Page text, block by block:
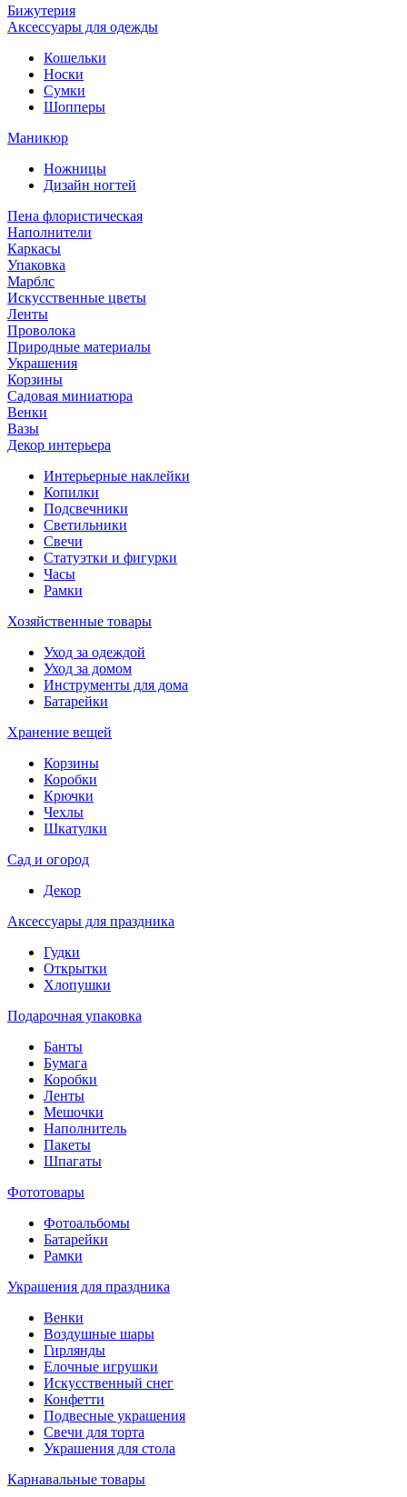
Бижутерия
Аксессуары для одежды
Кошельки
Носки
Сумки
Шопперы
Маникюр
Ножницы
Дизайн ногтей
Пена флористическая
Наполнители
Каркасы
Упаковка
Марблс
Искусственные цветы
Ленты
Проволока
Природные материалы
Украшения
Корзины
Садовая миниатюра
Венки
Вазы
Декор интерьера
Интерьерные наклейки
Копилки
Подсвечники
Светильники
Свечи
Статуэтки и фигурки
Часы
Рамки
Хозяйственные товары
Уход за одеждой
Уход за домом
Инструменты для дома
Батарейки
Хранение вещей
Корзины
Коробки
Крючки
Чехлы
Шкатулки
Сад и огород
Декор
Аксессуары для праздника
Гудки
Открытки
Хлопушки
Подарочная упаковка
Банты
Бумага
Коробки
Ленты
Мешочки
Наполнитель
Пакеты
Шпагаты
Фототовары
Фотоальбомы
Батарейки
Рамки
Украшения для праздника
Венки
Воздушные шары
Гирлянды
Елочные игрушки
Искусственный снег
Конфетти
Подвесные украшения
Свечи для торта
Украшения для стола
Карнавальные товары